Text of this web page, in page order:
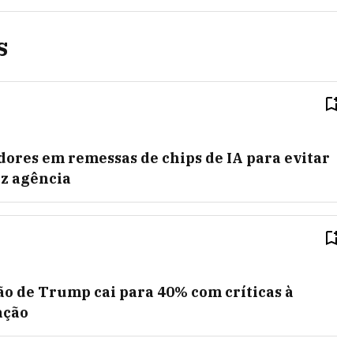
em remessas de chips de IA para evitar
agência
de Trump cai para 40% com críticas à